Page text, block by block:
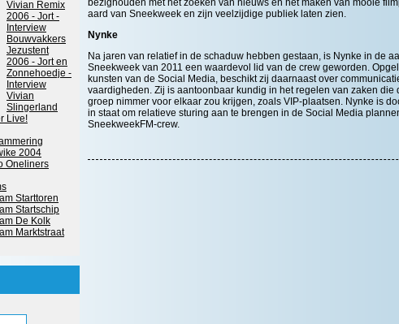
Vivian Remix
2006 - Jort -
Interview
Bouwvakkers
Jezustent
2006 - Jort en
Zonnehoedje -
Interview
Vivian
Slingerland
Live!
2004
Oneliners
Starttoren
Startschip
De Kolk
Marktstraat
bezighouden met het zoeken van nieuws en het maken van mooie
aard van Sneekweek en zijn veelzijdige publiek laten zien.
Nynke
Na jaren van relatief in de schaduw hebben gestaan, is Nynke in de
Sneekweek van 2011 een waardevol lid van de crew geworden.
kunsten van de Social Media, beschikt zij daarnaast over
vaardigheden. Zij is aantoonbaar kundig in het regelen van zaken die
groep nimmer voor elkaar zou krijgen, zoals VIP-plaatsen. Nynke is
in staat om relatieve sturing aan te brengen in de Social Media
SneekweekFM-crew.